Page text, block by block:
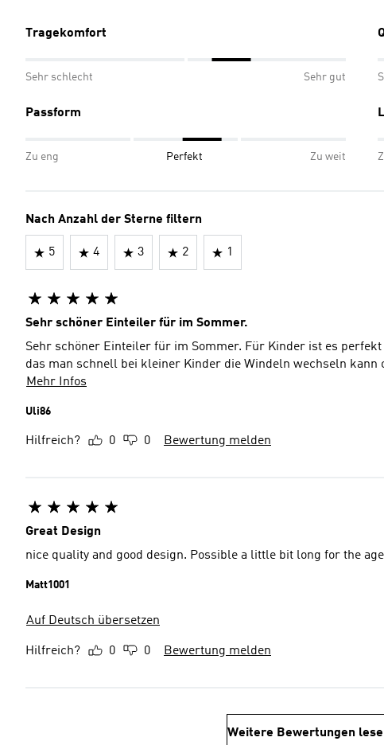
Tragekomfort
Sehr schlecht Sehr gut
Passform
Zu eng Perfekt Zu weit
Nach Anzahl der Sterne filtern
5 4 3 2 1
Sehr schöner Einteiler für im Sommer.
Sehr schöner Einteiler für im Sommer. Für Kinder ist es
das man schnell bei kleiner Kinder die Windeln wechseln kann
Mehr Infos
Uli86
Hilfreich? 0 0 Bewertung melden
Great Design
nice quality and good design. Possible a little bit long for the
Matt1001
Auf Deutsch übersetzen
Hilfreich? 0 0 Bewertung melden
Weitere Bewertungen